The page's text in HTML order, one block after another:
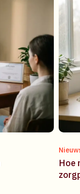
Hoe